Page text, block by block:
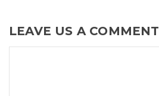
LEAVE US A COMMENT